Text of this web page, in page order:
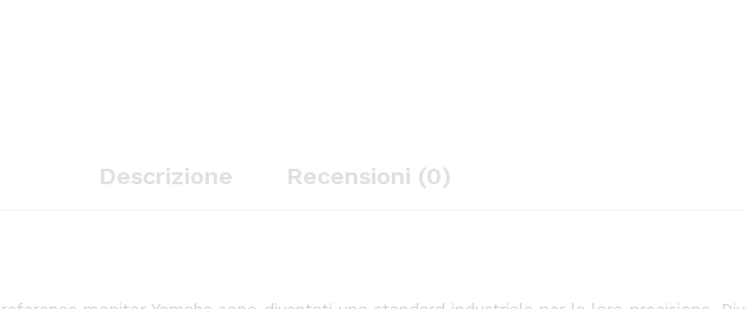
Descrizione Recensioni (0)